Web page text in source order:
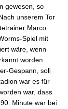
gewesen, so
unserem Tor
Marco
Spiel mit
wäre, wenn
worden
Gespann, soll
war es für
war, dass
Minute war bei